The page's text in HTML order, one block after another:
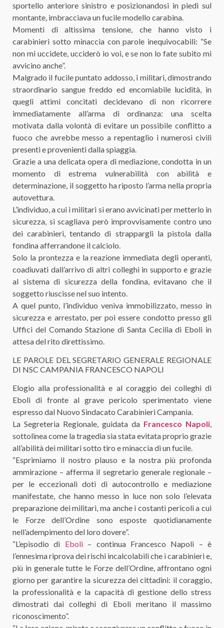
sportello anteriore sinistro e posizionandosi in piedi sul
montante, imbracciava un fucile modello carabina.
Momenti di altissima tensione, che hanno visto i
carabinieri sotto minaccia con parole inequivocabili: “Se
non mi uccidete, ucciderò io voi, e se non lo fate subito mi
avvicino anche”.
Malgrado il fucile puntato addosso, i militari, dimostrando
straordinario sangue freddo ed encomiabile lucidità, in
quegli attimi concitati decidevano di non ricorrere
immediatamente all’arma di ordinanza: una scelta
motivata dalla volontà di evitare un possibile conflitto a
fuoco che avrebbe messo a repentaglio i numerosi civili
presenti e provenienti dalla spiaggia.
Grazie a una delicata opera di mediazione, condotta in un
momento di estrema vulnerabilità con abilità e
determinazione, il soggetto ha riposto l’arma nella propria
autovettura.
L’individuo, a cui i militari si erano avvicinati per metterlo in
sicurezza, si scagliava però improvvisamente contro uno
dei carabinieri, tentando di strappargli la pistola dalla
fondina afferrandone il calciolo.
Solo la prontezza e la reazione immediata degli operanti,
coadiuvati dall’arrivo di altri colleghi in supporto e grazie
al sistema di sicurezza della fondina, evitavano che il
soggetto riuscisse nel suo intento.
A quel punto, l’individuo veniva immobilizzato, messo in
sicurezza e arrestato, per poi essere condotto presso gli
Uffici del Comando Stazione di Santa Cecilia di Eboli in
attesa del rito direttissimo.
LE PAROLE DEL SEGRETARIO GENERALE REGIONALE
DI NSC CAMPANIA FRANCESCO NAPOLI
Elogio alla professionalità e al coraggio dei colleghi di
Eboli di fronte al grave pericolo sperimentato viene
espresso dal Nuovo Sindacato Carabinieri Campania.
La Segreteria Regionale, guidata da Francesco Napoli
sottolinea come la tragedia sia stata evitata proprio grazie
all’abilità dei militari sotto tiro e minaccia di un fucile.
“Esprimiamo il nostro plauso e la nostra più profonda
ammirazione – afferma il segretario generale regionale –
per le eccezionali doti di autocontrollo e mediazione
manifestate, che hanno messo in luce non solo l’elevata
preparazione dei militari, ma anche i costanti pericoli a cui
le Forze dell’Ordine sono esposte quotidianamente
nell’adempimento del loro dovere”.
“L’episodio di Eboli – continua Francesco Napoli – è
l’ennesima riprova dei rischi incalcolabili che i carabinieri e,
più in generale tutte le Forze dell’Ordine, affrontano ogni
giorno per garantire la sicurezza dei cittadini: il coraggio,
la professionalità e la capacità di gestione dello stress
dimostrati dai colleghi di Eboli meritano il massimo
riconoscimento”.